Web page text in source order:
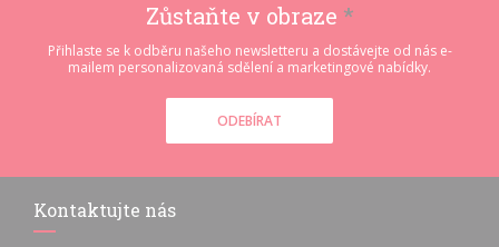
Zůstaňte v obraze *
Přihlaste se k odběru našeho newsletteru a dostávejte od nás e-
mailem personalizovaná sdělení a marketingové nabídky.
ODEBÍRAT
Kontaktujte nás